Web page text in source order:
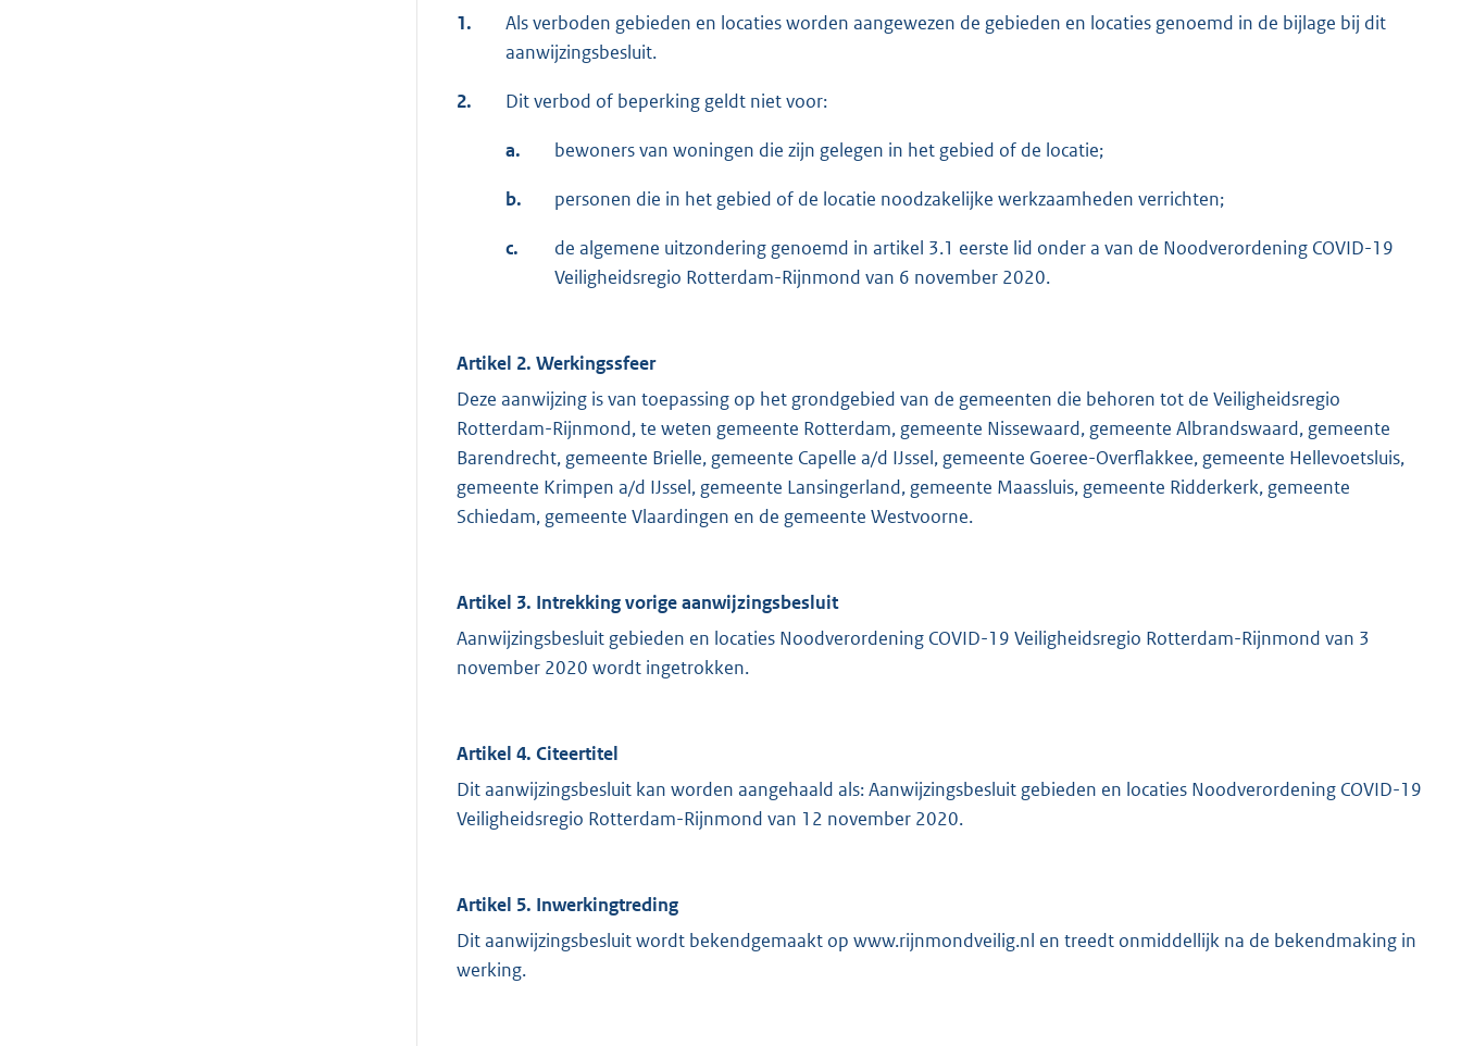
1.
Als verboden gebieden en locaties worden aangewezen de gebieden en locaties genoemd in de bijlage bij dit
aanwijzingsbesluit.
2. Dit verbod of beperking geldt niet voor:
a. bewoners van woningen die zijn gelegen in het gebied of de locatie;
b. personen die in het gebied of de locatie noodzakelijke werkzaamheden verrichten;
c.
de algemene uitzondering genoemd in artikel 3.1 eerste lid onder a van de Noodverordening COVID-19
Veiligheidsregio Rotterdam-Rijnmond van 6 november 2020.
Artikel 2. Werkingssfeer
Deze aanwijzing is van toepassing op het grondgebied van de gemeenten die behoren tot de Veiligheidsregio
Rotterdam-Rijnmond, te weten gemeente Rotterdam, gemeente Nissewaard, gemeente Albrandswaard, gemeente
Barendrecht, gemeente Brielle, gemeente Capelle a/d IJssel, gemeente Goeree-Overflakkee, gemeente Hellevoetsluis,
gemeente Krimpen a/d IJssel, gemeente Lansingerland, gemeente Maassluis, gemeente Ridderkerk, gemeente
Schiedam, gemeente Vlaardingen en de gemeente Westvoorne.
Artikel 3. Intrekking vorige aanwijzingsbesluit
Aanwijzingsbesluit gebieden en locaties Noodverordening COVID-19 Veiligheidsregio Rotterdam-Rijnmond van 3
november 2020 wordt ingetrokken.
Artikel 4. Citeertitel
Dit aanwijzingsbesluit kan worden aangehaald als: Aanwijzingsbesluit gebieden en locaties Noodverordening COVID-19
Veiligheidsregio Rotterdam-Rijnmond van 12 november 2020.
Artikel 5. Inwerkingtreding
Dit aanwijzingsbesluit wordt bekendgemaakt op www.rijnmondveilig.nl en treedt onmiddellijk na de bekendmaking in
werking.